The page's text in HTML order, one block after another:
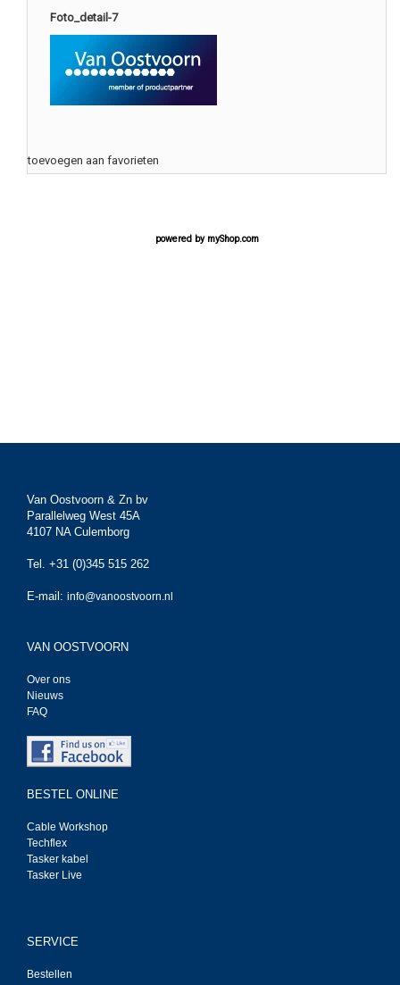
Foto_detail-7
toevoegen aan favorieten
powered by myShop.com
Van Oostvoorn & Zn bv
Parallelweg West 45A
4107 NA Culemborg
Tel. +31 (0)345 515 262
E-mail: info@vanoostvoorn.nl
VAN OOSTVOORN
Over ons
Nieuws
FAQ
BESTEL ONLINE
Cable Workshop
Techflex
Tasker kabel
Tasker Live
SERVICE
Bestellen